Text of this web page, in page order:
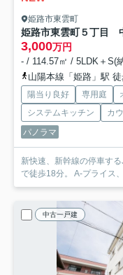
姫路市東雲町
姫路市東雲町５丁目
3,000万円
- / 114.57㎡ / 5LDK＋S(
山陽本線「姫路」駅
陽当り良好 専用庭
システムキッチン
カ
パノラマ
新快速、新幹線の停車す
で徒歩18分。 A-プライス
中古一戸建